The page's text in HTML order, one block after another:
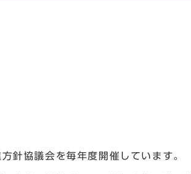
針協議会を毎年度開催しています。